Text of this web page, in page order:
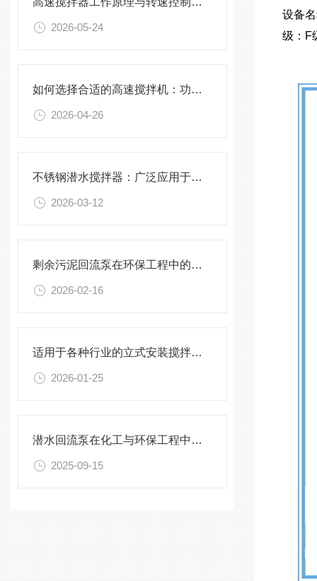
2026-05-24
如何选择合适的高速搅拌机：功率、转速、搅拌桨叶与物料适配性分析
2026-04-26
不锈钢潜水搅拌器：广泛应用于污水处理与化学工程
2026-03-12
剩余污泥回流泵在环保工程中的应用前景
2026-02-16
适用于各种行业的立式安装搅拌机选型指南
2026-01-25
潜水回流泵在化工与环保工程中的关键作用
2025-09-15
设备
级：F